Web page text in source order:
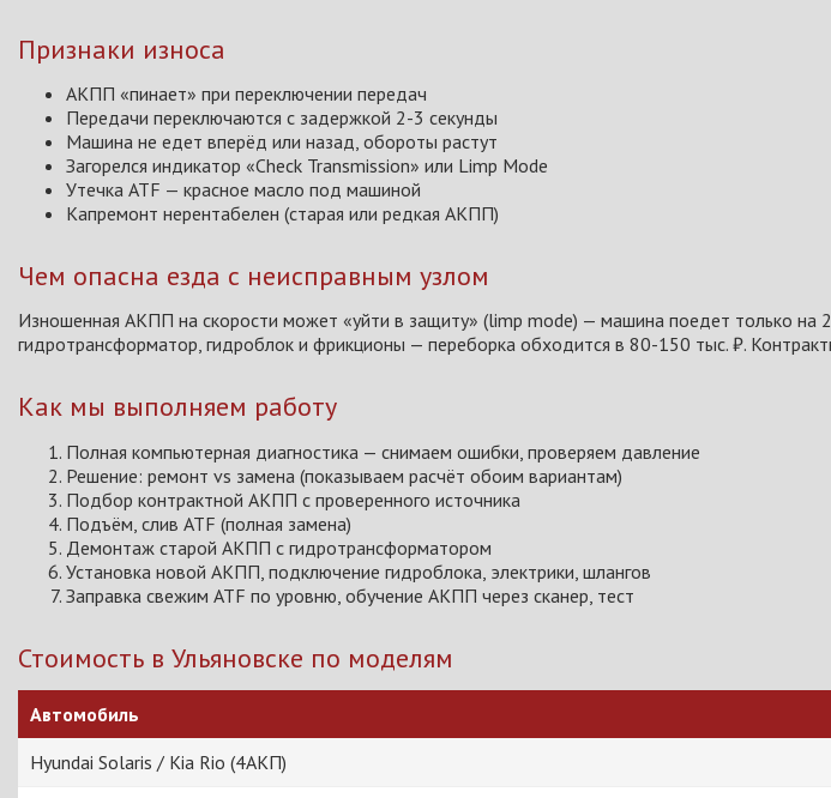
Признаки износа
АКПП «пинает» при переключении передач
Передачи переключаются с задержкой 2-3 секунды
Машина не едет вперёд или назад, обороты растут
Загорелся индикатор «Check Transmission» или Limp Mode
Утечка ATF — красное масло под машиной
Капремонт нерентабелен (старая или редкая АКПП)
Чем опасна езда с неисправным узлом
Изношенная АКПП на скорости может «уйти в защиту» (limp mode) — машина поедет только
гидротрансформатор, гидроблок и фрикционы — переборка обходится в 80-150 тыс. ₽.
Как мы выполняем работу
Полная компьютерная диагностика — снимаем ошибки, проверяем давление
Решение: ремонт vs замена (показываем расчёт обоим вариантам)
Подбор контрактной АКПП с проверенного источника
Подъём, слив ATF (полная замена)
Демонтаж старой АКПП с гидротрансформатором
Установка новой АКПП, подключение гидроблока, электрики, шлангов
Заправка свежим ATF по уровню, обучение АКПП через сканер, тест
Стоимость в Ульяновске по моделям
Автомобиль
Hyundai Solaris / Kia Rio (4АКП)